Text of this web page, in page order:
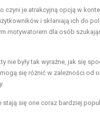
czyni je atrakcyjną opcją w
i skłaniają ich do
motywatorem dla osób
nie były tak wyraźne, jak się
się różnić w zależności od
się one coraz bardziej